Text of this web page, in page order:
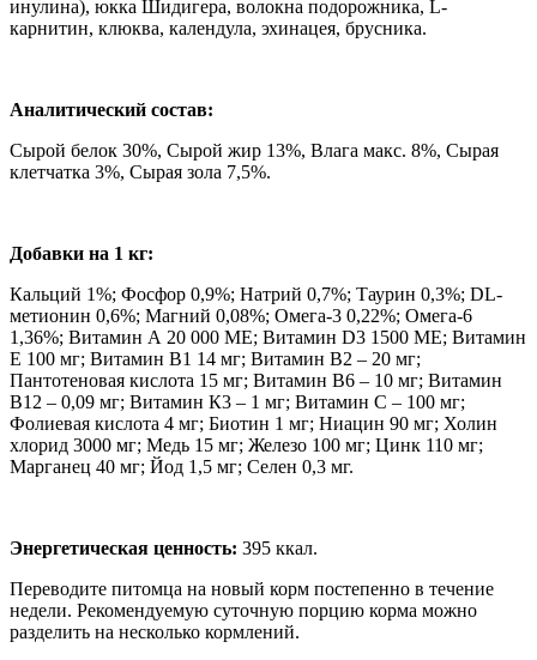
инулина), юкка Шидигера, волокна подорожника, L-
карнитин, клюква, календула, эхинацея, брусника.
Аналитический состав:
Сырой белок 30%, Сырой жир 13%, Влага макс. 8%, Сырая
клетчатка 3%, Сырая зола 7,5%.
Добавки на 1 кг:
Кальций 1%; Фосфор 0,9%; Натрий 0,7%; Таурин 0,3%; DL-
метионин 0,6%; Магний 0,08%; Омега-3 0,22%; Омега-6
1,36%; Витамин А 20 000 МЕ; Витамин D3 1500 МЕ; Витамин
Е 100 мг; Витамин В1 14 мг; Витамин В2 – 20 мг;
Пантотеновая кислота 15 мг; Витамин В6 – 10 мг; Витамин
В12 – 0,09 мг; Витамин К3 – 1 мг; Витамин С – 100 мг;
Фолиевая кислота 4 мг; Биотин 1 мг; Ниацин 90 мг; Холин
хлорид 3000 мг; Медь 15 мг; Железо 100 мг; Цинк 110 мг;
Марганец 40 мг; Йод 1,5 мг; Селен 0,3 мг.
Энергетическая ценность: 395 ккал.
Переводите питомца на новый корм постепенно в течение
недели. Рекомендуемую суточную порцию корма можно
разделить на несколько кормлений.